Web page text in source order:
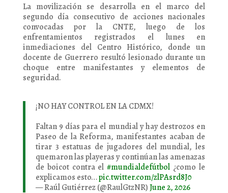
La movilización se desarrolla en el marco del
segundo día consecutivo de acciones nacionales
convocadas por la CNTE, luego de los
enfrentamientos registrados el lunes en
inmediaciones del Centro Histórico, donde un
docente de Guerrero resultó lesionado durante un
choque entre manifestantes y elementos de
seguridad.
¡NO HAY CONTROL EN LA CDMX!
Faltan 9 días para el mundial y hay destrozos en
Paseo de la Reforma, manifestantes acaban de
tirar 3 estatuas de jugadores del mundial, les
quemaron las playeras y continúan las amenazas
de boicot contra el#mundialdefútbol ¿como le
explicamos esto…pic.twitter.com/zlPAsrd8J0
— Raúl Gutiérrez (@RaulGtzNR)June 2, 2026